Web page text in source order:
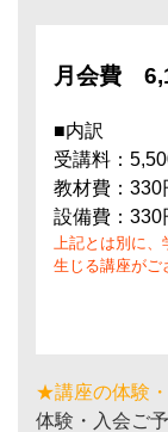
月会費
■内訳
受講料：
教材費：330
設備費：330
上記とは別に、
生じる講座がご
★講座の体験
体験・入会ご